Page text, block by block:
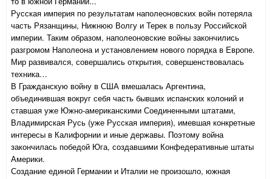
Русская империя по результатам наполеоновских войн потеряла
часть Рязанщины, Нижнюю Волгу и Терек в пользу Российской
империи. Таким образом, наполеоновские войны закончились
разгромом Наполеона и установлением нового порядка в Европе.
Мир развивался, совершались открытия, совершенствовалась
техника…
В Гражданскую войну в США вмешалась Аргентина,
объединившая вокруг себя часть бывших испанских колоний и
ставшая уже Южно-американскими Соединенными штатами,
Владимирская Русь (уже Русская империя), имевшая конкретные
интересы в Калифорнии и иные державы. Поэтому война
закончилась победой Юга, создавшими Конфедеративные штаты
Америки.
Создание единой Германии и Италии не произошло, южная